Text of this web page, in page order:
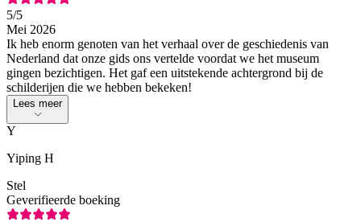
5/5
Mei 2026
Ik heb enorm genoten van het verhaal over de geschiedenis van
Nederland dat onze gids ons vertelde voordat we het museum
gingen bezichtigen. Het gaf een uitstekende achtergrond bij de
schilderijen die we hebben bekeken!
Lees meer
Y
Yiping H
Stel
Geverifieerde boeking